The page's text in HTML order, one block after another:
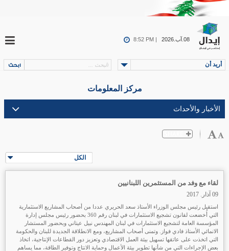
08.آب.2026 8:52 PM |
أريد أن
مركز المعلومات
الكل
لقاء مع وفد من المستثمرين اللبنانيين
09 آذار. 2017
استقبل رئيس مجلس الوزراء الأستاذ سعد الحريري عددا من أصحاب المشاريع الاستثمارية
التي أُخضعت لقانون تشجيع الاستثمارات في لبنان رقم 360 بحضور رئيس مجلس إدارة
المؤسسة العامة لتشجيع الاستثمارات في لبنان المهندس نبيل عيتاني وبحضور المستشار
الانمائي الأستاذ فادي فواز. وتمنى أصحاب المشاريع، ومع الانطلاقة الجديدة للبنان والحكومة
التي اتخذت على عاتقها تسهيل بيئة العمل الاقتصادي وتعزيز دور القطاعات الإنتاجية، اتخاذ
بعض الإجراءات التي من شأنها تطوير بيئة الأعمال وحماية الانتاج وتوفير الطاقة، مما يساهم